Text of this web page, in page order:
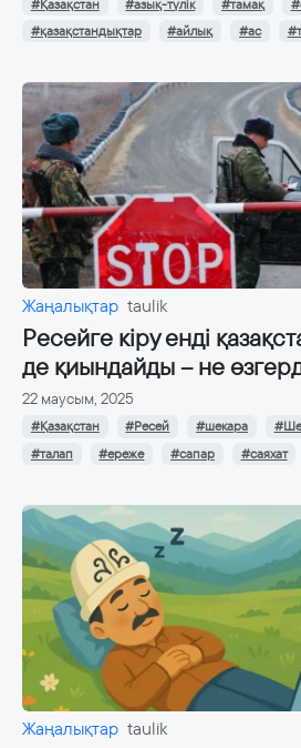
#Қазақстан #азық-түлік #тамақ
#қазақстандықтар
#айлық #ас
Жаңалықтар taulik
Ресейге кіру енді
де қиындайды – не
22 маусым, 2025
#Қазақстан #Ресей #шекара
#талап
#ереже #сапар #саяхат
Жаңалықтар taulik